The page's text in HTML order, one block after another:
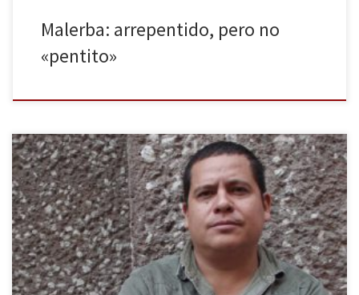
Malerba: arrepentido, pero no
«pentito»
Agradecemos desde La Huella Digital a Julián Herbert y a Malpaso
Ediciones por concedernos esta entrevista y contestar a nuestras
preguntas. PREGUNTA: Ésta, tu primera novela, no ha sido
publicada en España hasta ahora. ¿Qué crees que puede
encontrar en ella un lector español de tu obra que la diferencia
[…]